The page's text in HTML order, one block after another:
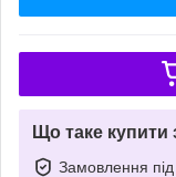
Що таке купити
Замовлення